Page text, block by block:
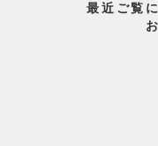
最近ご覧